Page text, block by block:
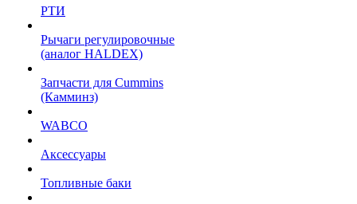
РТИ
Рычаги регулировочные
(аналог HALDEX)
Запчасти для Cummins
(Камминз)
WABCO
Аксессуары
Топливные баки